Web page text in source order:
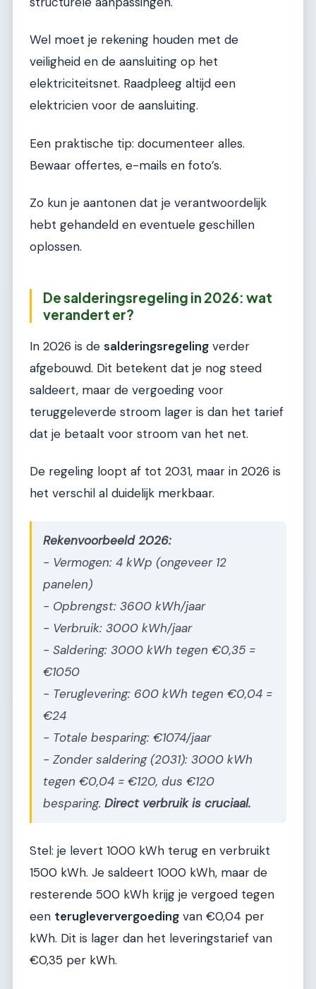
Wel moet je rekening houden met de
veiligheid en de aansluiting op het
elektriciteitsnet. Raadpleeg altijd een
elektricien voor de aansluiting.
Een praktische tip: documenteer alles.
Bewaar offertes, e-mails en foto’s.
Zo kun je aantonen dat je verantwoordelijk
hebt gehandeld en eventuele geschillen
oplossen.
De salderingsregeling in 2026: wat
verandert er?
In 2026 is de salderingsregeling verder
afgebouwd. Dit betekent dat je nog steed
saldeert, maar de vergoeding voor
teruggeleverde stroom lager is dan het tarief
dat je betaalt voor stroom van het net.
De regeling loopt af tot 2031, maar in 2026 is
het verschil al duidelijk merkbaar.
Rekenvoorbeeld 2026:
- Vermogen: 4 kWp (ongeveer 12
panelen)
- Opbrengst: 3600 kWh/jaar
- Verbruik: 3000 kWh/jaar
- Saldering: 3000 kWh tegen €0,35 =
€1050
- Teruglevering: 600 kWh tegen €0,04 =
€24
- Totale besparing: €1074/jaar
- Zonder saldering (2031): 3000 kWh
tegen €0,04 = €120, dus €120
besparing. Direct verbruik is cruciaal.
Stel: je levert 1000 kWh terug en verbruikt
1500 kWh. Je saldeert 1000 kWh, maar de
resterende 500 kWh krijg je vergoed tegen
een terugleververgoeding van €0,04 per
kWh. Dit is lager dan het leveringstarief van
€0,35 per kWh.